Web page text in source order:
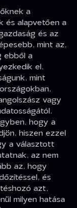
a
és alapvetően a
és az
mint az,
ebből a
el,
mint
vagy
hogy a
hiszen ezzel
a választott
az nem
az, hogy
és
azt,
milyen hatása